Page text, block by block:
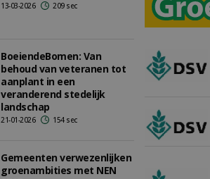
13-03-2026 209 sec
BoeiendeBomen: Van
behoud van veteranen tot
aanplant in een
veranderend stedelijk
landschap
21-01-2026 154 sec
Gemeenten verwezenlijken
groenambities met NEN